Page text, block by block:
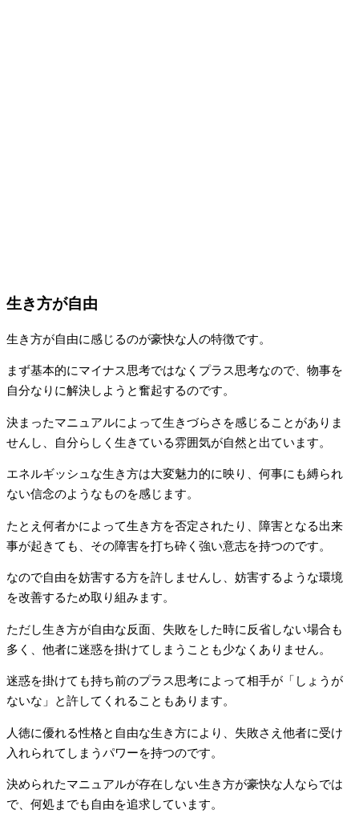
生き方が自由
生き方が自由に感じるのが豪快な人の特徴です。
まず基本的にマイナス思考ではなくプラス思考なので、物事を
自分なりに解決しようと奮起するのです。
決まったマニュアルによって生きづらさを感じることがありま
せんし、自分らしく生きている雰囲気が自然と出ています。
エネルギッシュな生き方は大変魅力的に映り、何事にも縛られ
ない信念のようなものを感じます。
たとえ何者かによって生き方を否定されたり、障害となる出来
事が起きても、その障害を打ち砕く強い意志を持つのです。
なので自由を妨害する方を許しませんし、妨害するような環境
を改善するため取り組みます。
ただし生き方が自由な反面、失敗をした時に反省しない場合も
多く、他者に迷惑を掛けてしまうことも少なくありません。
迷惑を掛けても持ち前のプラス思考によって相手が「しょうが
ないな」と許してくれることもあります。
人徳に優れる性格と自由な生き方により、失敗さえ他者に受け
入れられてしまうパワーを持つのです。
決められたマニュアルが存在しない生き方が豪快な人ならでは
で、何処までも自由を追求しています。